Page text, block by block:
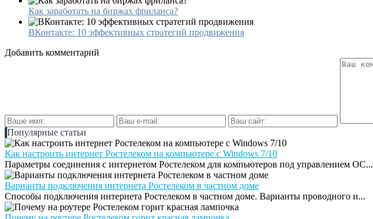
Как заработать на биржах фриланса?
ВКонтакте: 10 эффективных стратегий продвижения
Добавить комментарий
Популярные статьи
Как настроить интернет Ростелеком на компьютере с Windows 7/10
Параметры соединения с интернетом Ростелеком для компьютеров под управлением ОС...
Варианты подключения интернета Ростелеком в частном доме
Способы подключения интернета Ростелеком в частном доме. Варианты проводного и...